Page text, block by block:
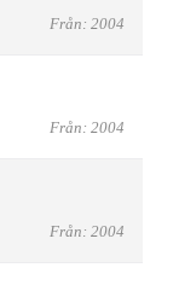
Från: 2004
Från: 2004
Från: 2004